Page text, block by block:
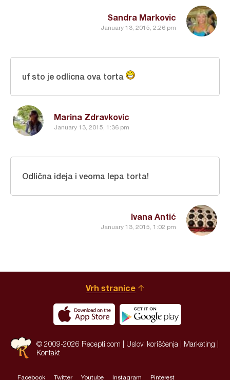
Sandra Markovic
January 13, 2015, 2:26 pm
Marina Zdravkovic
January 13, 2015, 1:36 pm
uf sto je odlicna ova torta
Ivana Antić
January 13, 2015, 1:02 pm
Odlična ideja i veoma lepa torta!
Vrh stranice
© 2009-2026 Recepti.com | Uslovi korišćenja Marketing
Kontakt
Facebook Twitter Youtube Instagram Pinterest